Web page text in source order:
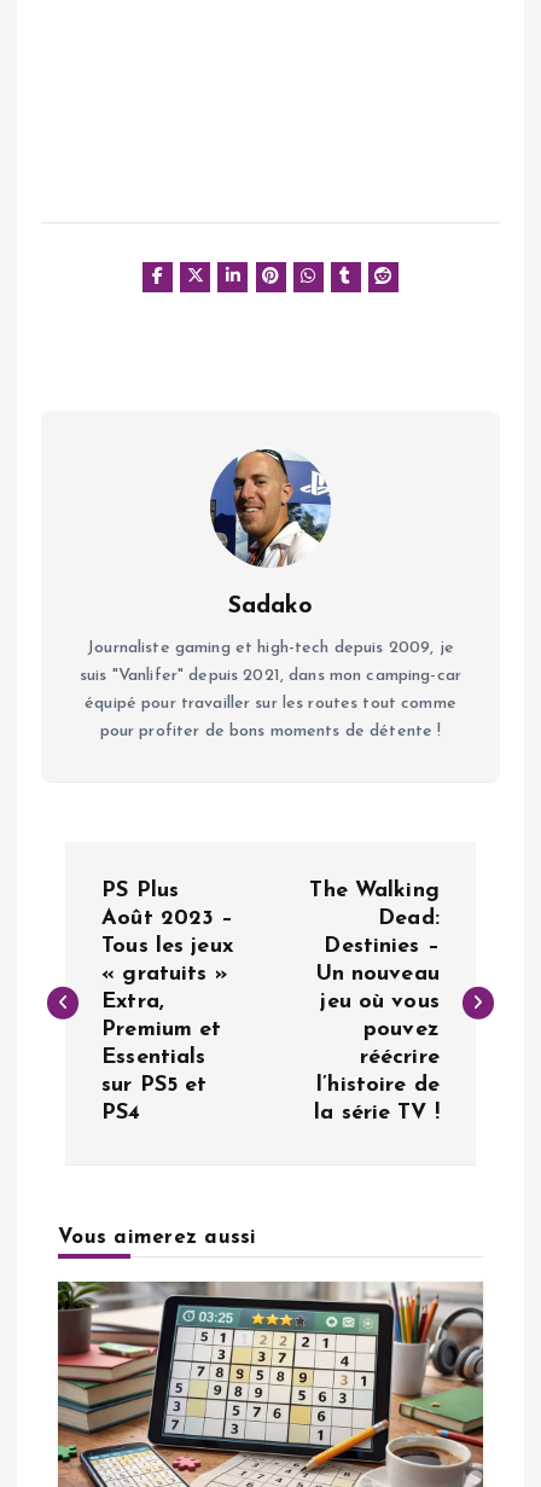
Sadako
Journaliste gaming et high-tech depuis 2009, je
suis "Vanlifer" depuis 2021, dans mon camping-car
équipé pour travailler sur les routes tout comme
pour profiter de bons moments de détente !
v
t
o
n
d
PS Plus
Août 2023 –
Tous les jeux
« gratuits »
Extra,
Premium et
Essentials
sur PS5 et
PS4
The Walking
Dead:
Destinies –
Un nouveau
jeu où vous
pouvez
réécrire
l’histoire de
la série TV !
Vous aimerez aussi